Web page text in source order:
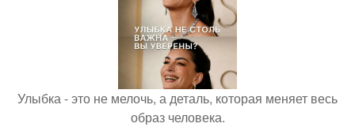
Улыбка - это не мелочь, а деталь, которая меняет весь
образ человека.